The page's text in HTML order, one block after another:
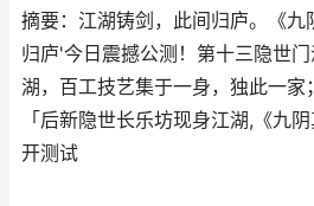
摘要：江湖铸剑，此间归庐。《九
归庐'今日震撼公测！第十三隐世
湖，百工技艺集于一身，独此一家
「后新隐世长乐坊现身江湖,《九
开测试